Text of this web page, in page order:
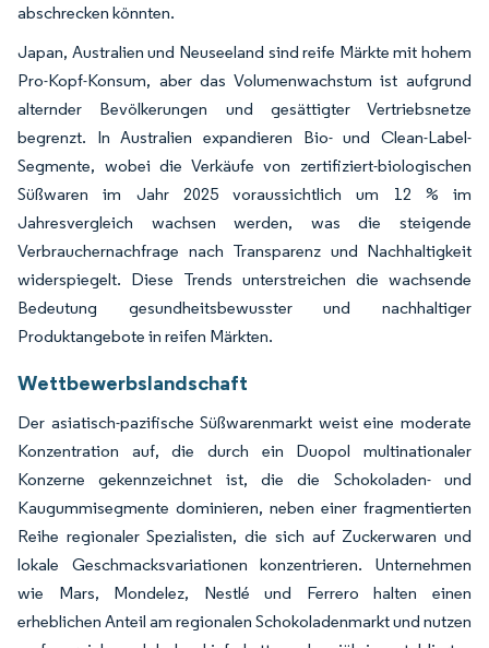
abschrecken könnten.
Japan, Australien und Neuseeland sind reife Märkte mit hohem
Pro-Kopf-Konsum, aber das Volumenwachstum ist aufgrund
alternder Bevölkerungen und gesättigter Vertriebsnetze
begrenzt. In Australien expandieren Bio- und Clean-Label-
Segmente, wobei die Verkäufe von zertifiziert-biologischen
Süßwaren im Jahr 2025 voraussichtlich um 12 % im
Jahresvergleich wachsen werden, was die steigende
Verbrauchernachfrage nach Transparenz und Nachhaltigkeit
widerspiegelt. Diese Trends unterstreichen die wachsende
Bedeutung gesundheitsbewusster und nachhaltiger
Produktangebote in reifen Märkten.
Wettbewerbslandschaft
Der asiatisch-pazifische Süßwarenmarkt weist eine moderate
Konzentration auf, die durch ein Duopol multinationaler
Konzerne gekennzeichnet ist, die die Schokoladen- und
Kaugummisegmente dominieren, neben einer fragmentierten
Reihe regionaler Spezialisten, die sich auf Zuckerwaren und
lokale Geschmacksvariationen konzentrieren. Unternehmen
wie Mars, Mondelez, Nestlé und Ferrero halten einen
erheblichen Anteil am regionalen Schokoladenmarkt und nutzen